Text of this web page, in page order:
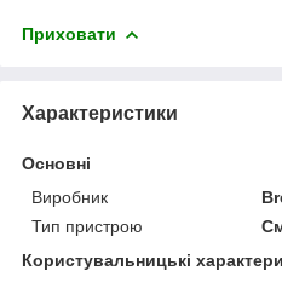
Приховати
Характеристики
Основні
Виробник
Тип пристрою
Користувальницькі